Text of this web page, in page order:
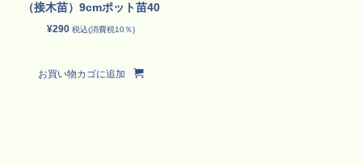
（接木苗）9cmポット苗40
¥290 税込(消費税10％)
お買い物カゴに追加